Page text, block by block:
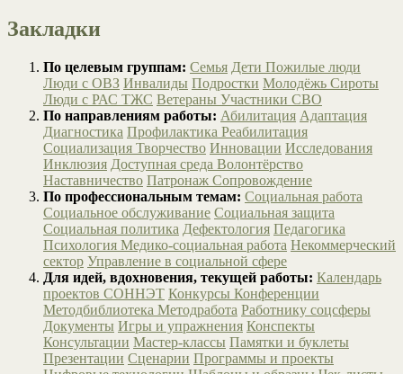
Закладки
По целевым группам: Семья Дети Пожилые люди
Люди с ОВЗ Инвалиды Подростки Молодёжь Сироты
Люди с РАС ТЖС Ветераны Участники СВО
По направлениям работы: Абилитация Адаптация
Диагностика Профилактика Реабилитация
Социализация Творчество Инновации Исследования
Инклюзия Доступная среда Волонтёрство
Наставничество Патронаж Сопровождение
По профессиональным темам: Социальная работа
Социальное обслуживание Социальная защита
Социальная политика Дефектология Педагогика
Психология Медико-социальная работа Некоммерческий
сектор Управление в социальной сфере
Для идей, вдохновения, текущей работы: Календарь
проектов СОННЭТ Конкурсы Конференции
Методбиблиотека Методработа Работнику соцсферы
Документы Игры и упражнения Конспекты
Консультации Мастер-классы Памятки и буклеты
Презентации Сценарии Программы и проекты